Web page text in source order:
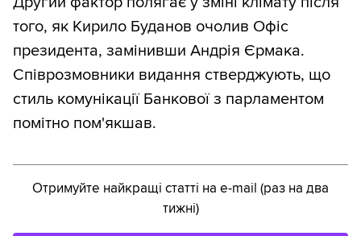
того, як Кирило Буданов очолив Офіс
президента, замінивши Андрія Єрмака.
Співрозмовники видання стверджують, що
стиль комунікації Банкової з парламентом
помітно пом'якшав.
Отримуйте найкращі статті на e-mail (раз на два
тижні)